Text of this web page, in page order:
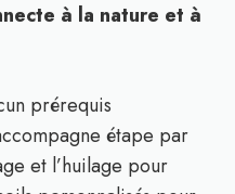
à la nature et à
prérequis
étape par
et l’huilage pour